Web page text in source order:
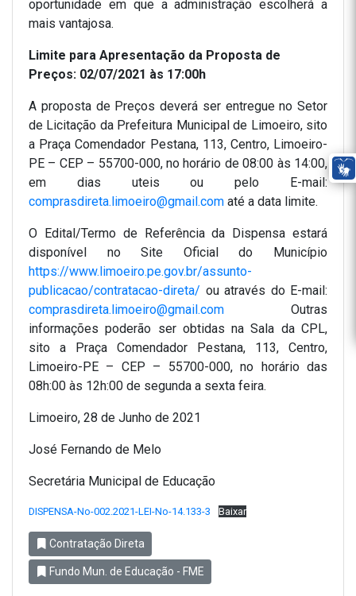
oportunidade em que a administração escolherá a
mais vantajosa.
Limite para Apresentação da Proposta de
Preços: 02/07/2021 às 17:00h
A proposta de Preços deverá ser entregue no Setor
de Licitação da Prefeitura Municipal de Limoeiro, sito
a Praça Comendador Pestana, 113, Centro, Limoeiro-
PE – CEP – 55700-000, no horário de 08:00 às 14:00,
em dias uteis ou pelo E-mail:
comprasdireta.limoeiro@gmail.com até a data limite.
O Edital/Termo de Referência da Dispensa estará
disponível no Site Oficial do Município
https://www.limoeiro.pe.gov.br/assunto-
publicacao/contratacao-direta/ ou através do E-mail:
comprasdireta.limoeiro@gmail.com Outras
informações poderão ser obtidas na Sala da CPL,
sito a Praça Comendador Pestana, 113, Centro,
Limoeiro-PE – CEP – 55700-000, no horário das
08h:00 às 12h:00 de segunda a sexta feira.
Limoeiro, 28 de Junho de 2021
José Fernando de Melo
Secretária Municipal de Educação
DISPENSA-No-002.2021-LEI-No-14.133-3 Baixar
Contratação Direta
Fundo Mun. de Educação - FME